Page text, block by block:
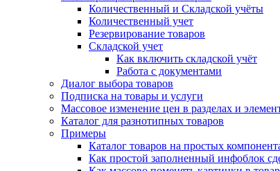
Количественный и Складской учёты
Количественный учет
Резервирование товаров
Складской учет
Как включить складской учёт
Работа с документами
Диалог выбора товаров
Подписка на товары и услуги
Массовое изменение цен в разделах и
Каталог для разнотипных товаров
Примеры
Каталог товаров на простых
Как простой заполненный инфоблок